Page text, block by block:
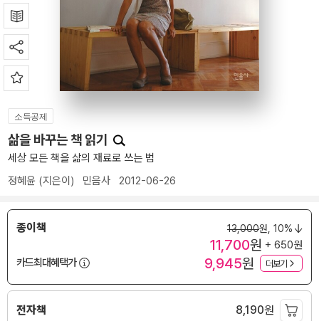
소득공제
삶을 바꾸는 책 읽기
세상 모든 책을 삶의 재료로 쓰는 법
정혜윤 (지은이) 민음사 2012-06-26
종이책 13,000원, 10%
11,700원 + 650원
카드최대혜택가
9,945원 더보기
전자책 8,190원